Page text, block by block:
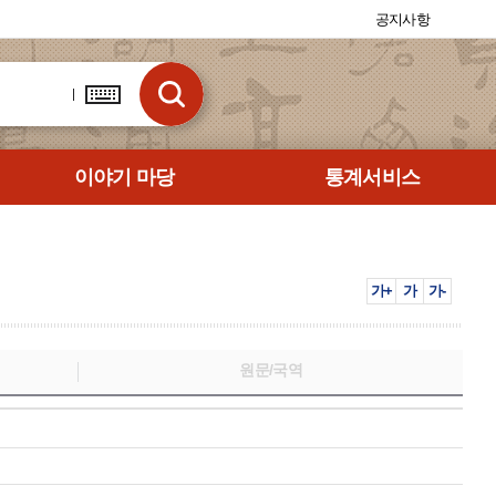
공지사항
이야기 마당 통계서비스
가+ 가 가-
원문/국역